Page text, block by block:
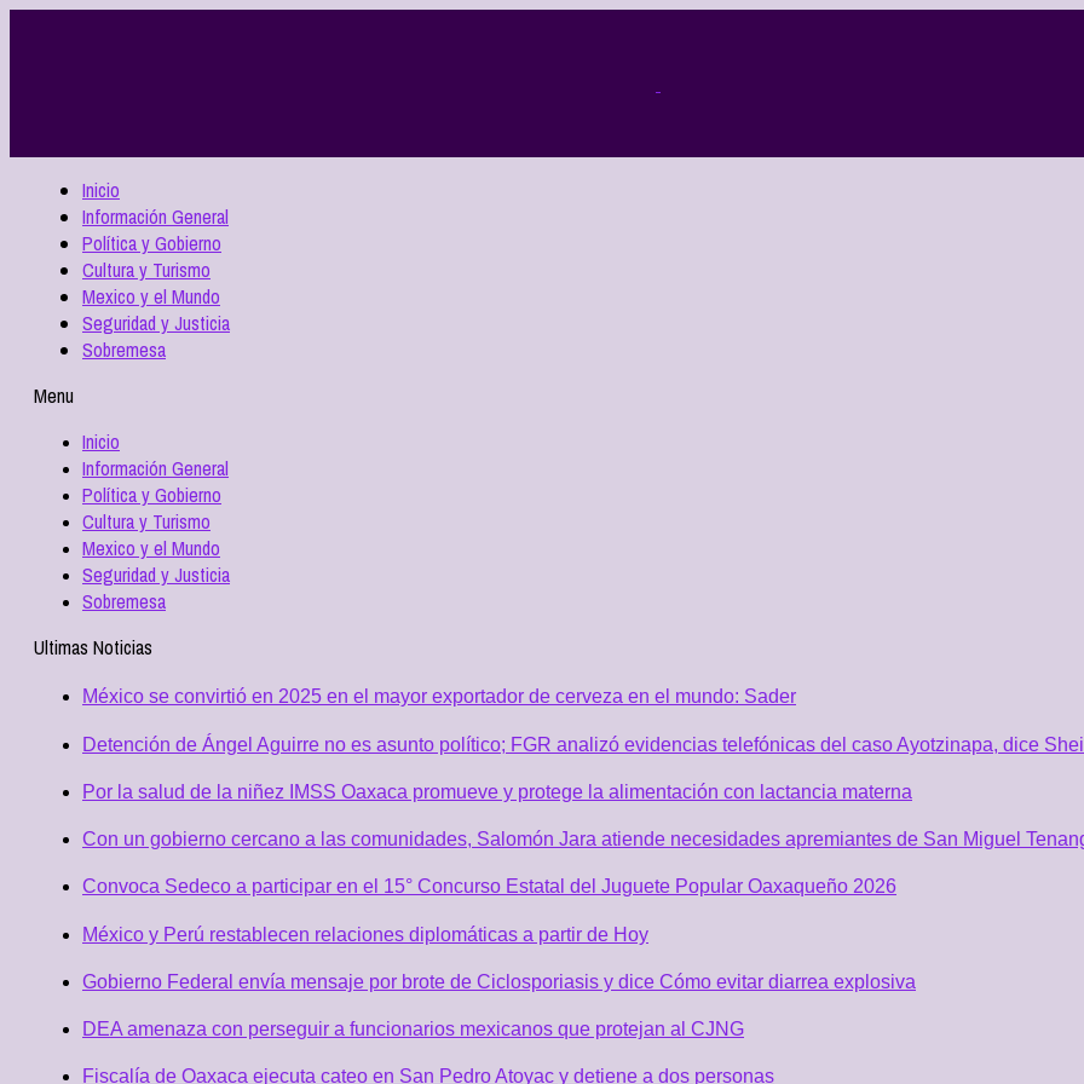
Inicio
Información General
Política y Gobierno
Cultura y Turismo
Mexico y el Mundo
Seguridad y Justicia
Sobremesa
Menu
Inicio
Información General
Política y Gobierno
Cultura y Turismo
Mexico y el Mundo
Seguridad y Justicia
Sobremesa
Ultimas Noticias
México se convirtió en 2025 en el mayor exportador de cerveza en el mundo: Sader
Detención de Ángel Aguirre no es asunto político; FGR analizó evidencias telefónicas del caso Ayotzinapa, dice
Por la salud de la niñez IMSS Oaxaca promueve y protege la alimentación con lactancia materna
Con un gobierno cercano a las comunidades, Salomón Jara atiende necesidades apremiantes de San Miguel
Convoca Sedeco a participar en el 15° Concurso Estatal del Juguete Popular Oaxaqueño 2026
México y Perú restablecen relaciones diplomáticas a partir de Hoy
Gobierno Federal envía mensaje por brote de Ciclosporiasis y dice Cómo evitar diarrea explosiva
DEA amenaza con perseguir a funcionarios mexicanos que protejan al CJNG
Fiscalía de Oaxaca ejecuta cateo en San Pedro Atoyac y detiene a dos personas